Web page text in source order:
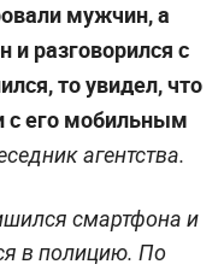
мужчин, а
и разговорился с
то увидел, что
с его мобильным
агентства.
смартфона и
в полицию. По